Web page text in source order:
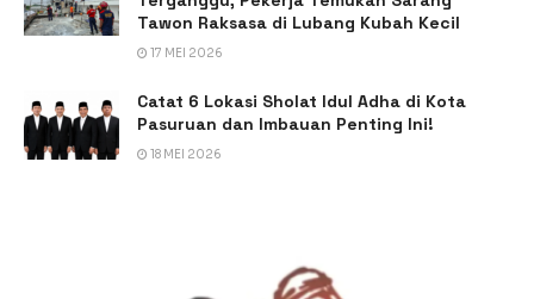
Tawon Raksasa di Lubang Kubah Kecil
17 MEI 2026
Catat 6 Lokasi Sholat Idul Adha di Kota
Pasuruan dan Imbauan Penting Ini!
18 MEI 2026